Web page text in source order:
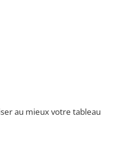
au mieux votre tableau